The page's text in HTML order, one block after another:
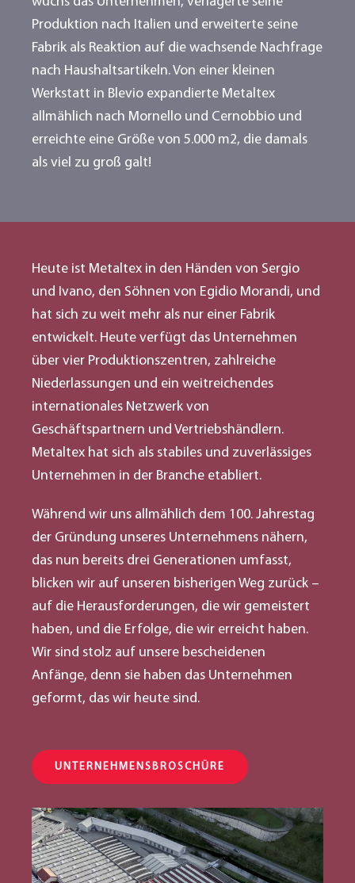
Produktion nach Italien und erweiterte seine
Fabrik als Reaktion auf die wachsende Nachfrage
nach Haushaltsartikeln. Von einer kleinen
Werkstatt in Blevio expandierte Metaltex
allmählich nach Mornello und Cernobbio und
erreichte eine Größe von 5.000 m2, die damals
als viel zu groß galt!
Heute ist Metaltex in den Händen von Sergio
und Ivano, den Söhnen von Egidio Morandi, und
hat sich zu weit mehr als nur einer Fabrik
entwickelt. Heute verfügt das Unternehmen
über vier Produktionszentren, zahlreiche
Niederlassungen und ein weitreichendes
internationales Netzwerk von
Geschäftspartnern und Vertriebshändlern.
Metaltex hat sich als stabiles und zuverlässiges
Unternehmen in der Branche etabliert.
Während wir uns allmählich dem 100. Jahrestag
der Gründung unseres Unternehmens nähern,
das nun bereits drei Generationen umfasst,
blicken wir auf unseren bisherigen Weg zurück –
auf die Herausforderungen, die wir gemeistert
haben, und die Erfolge, die wir erreicht haben.
Wir sind stolz auf unsere bescheidenen
Anfänge, denn sie haben das Unternehmen
geformt, das wir heute sind.
UNTERNEHMENSBROSCHÜRE